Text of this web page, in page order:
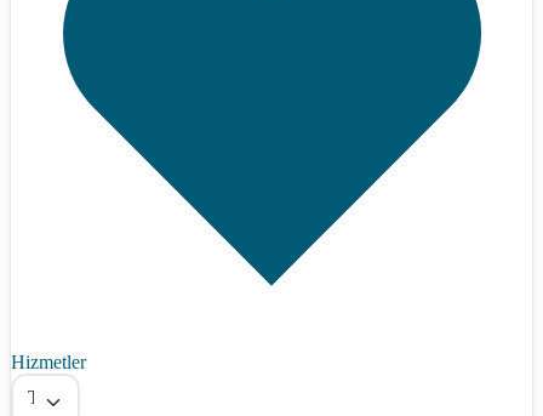
Hizmetler
Tümü